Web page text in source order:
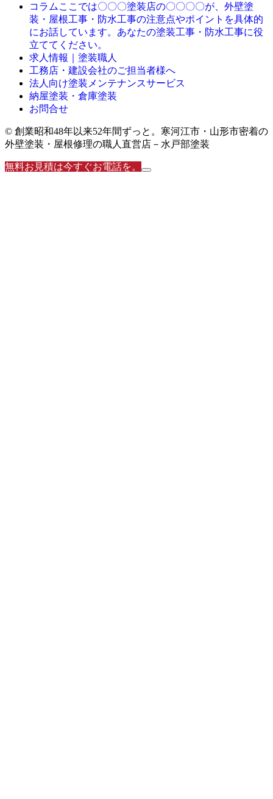
コラム ここでは〇〇〇塗装店の〇〇〇〇が、外壁塗
装・屋根工事・防水工事の注意点やポイントを具体的
にお話しています。あなたの塗装工事・防水工事に役
立ててください。
求人情報｜塗装職人
工務店・建設会社のご担当者様へ
法人向け塗装メンテナンスサービス
納屋塗装・倉庫塗装
お問合せ
© 創業昭和48年以来52年間ずっと。寒河江市・山形市密着の
外壁塗装・屋根修理の職人直営店－水戸部塗装
無料お見積は今すぐお電話を。